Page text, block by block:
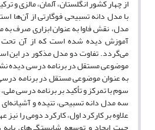
از چهار کشور انگلستان، آلمان، مالزی و
با مدل دانه تسبیحی فوگارتی از آن‌ها
مدل‌، نقش فاوا به عنوان ابزاری صرف به
آموزش دیده شده است که از آن تحت
می‌گردد. تفاوت دو مدل مذکور در این
موضوعی مستقل در برنامه درسی دیده
به عنوان موضوعی مستقل در برنامه‌
سوم با تمرکز و تأکید بر برنامه درسی
سه مدل دانه تسبیحی، تنیده و
علاوه بر کارکرد اول، کارکرد دومی را